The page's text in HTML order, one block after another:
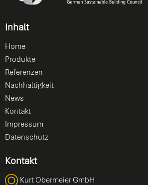
Inhalt
Home
Produkte
Referenzen
Nachhaltigkeit
News
Kontakt
Impressum
Datenschutz
Kontakt
Kurt Obermeier GmbH